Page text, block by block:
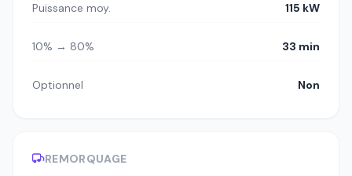
Puissance moy. 115 kW
10% → 80% 33 min
Optionnel Non
REMORQUAGE